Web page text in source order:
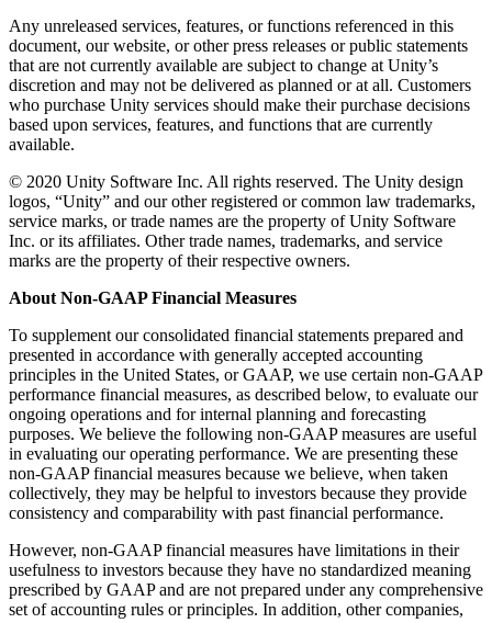
Any unreleased services, features, or functions referenced in this
document, our website, or other press releases or public statements
that are not currently available are subject to change at Unity’s
discretion and may not be delivered as planned or at all. Customers
who purchase Unity services should make their purchase decisions
based upon services, features, and functions that are currently
available.
© 2020 Unity Software Inc. All rights reserved. The Unity design
logos, “Unity” and our other registered or common law trademarks,
service marks, or trade names are the property of Unity Software
Inc. or its affiliates. Other trade names, trademarks, and service
marks are the property of their respective owners.
About Non-GAAP Financial Measures
To supplement our consolidated financial statements prepared and
presented in accordance with generally accepted accounting
principles in the United States, or GAAP, we use certain non-GAAP
performance financial measures, as described below, to evaluate our
ongoing operations and for internal planning and forecasting
purposes. We believe the following non-GAAP measures are useful
in evaluating our operating performance. We are presenting these
non-GAAP financial measures because we believe, when taken
collectively, they may be helpful to investors because they provide
consistency and comparability with past financial performance.
However, non-GAAP financial measures have limitations in their
usefulness to investors because they have no standardized meaning
prescribed by GAAP and are not prepared under any comprehensive
set of accounting rules or principles. In addition, other companies,